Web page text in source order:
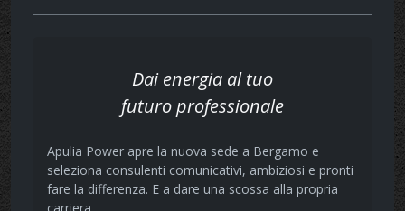
Dai energia al tuo
futuro professionale
Apulia Power apre la nuova sede a Bergamo e
seleziona consulenti comunicativi, ambiziosi e pronti
fare la differenza. E a dare una scossa alla propria